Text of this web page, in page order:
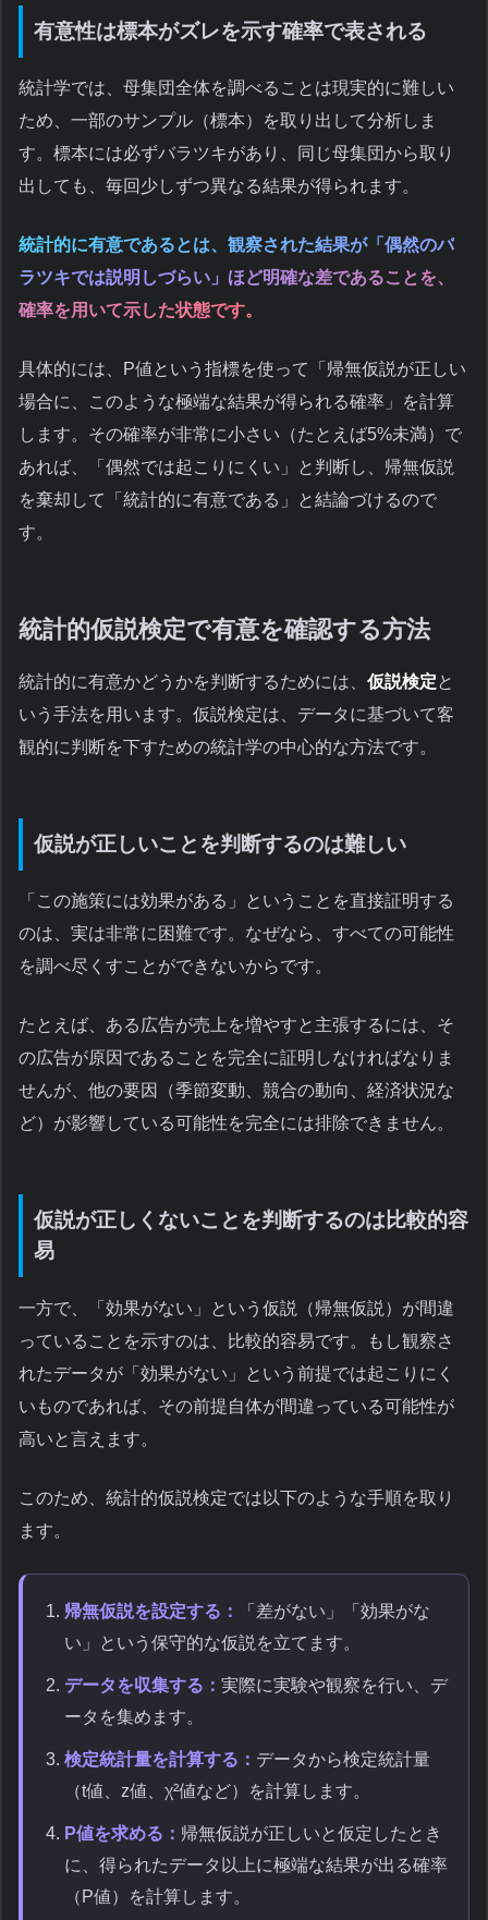
有意性は標本がズレを示す確率で表される
統計学では、母集団全体を調べることは現実的に難しい
ため、一部のサンプル（標本）を取り出して分析しま
す。標本には必ずバラツキがあり、同じ母集団から取り
出しても、毎回少しずつ異なる結果が得られます。
統計的に有意であるとは、観察された結果が「偶然のバ
ラツキでは説明しづらい」ほど明確な差であることを、
確率を用いて示した状態です。
具体的には、P値という指標を使って「帰無仮説が正しい
場合に、このような極端な結果が得られる確率」を計算
します。その確率が非常に小さい（たとえば5%未満）で
あれば、「偶然では起こりにくい」と判断し、帰無仮説
を棄却して「統計的に有意である」と結論づけるので
す。
統計的仮説検定で有意を確認する方法
統計的に有意かどうかを判断するためには、 仮説検定と
いう手法を用います。仮説検定は、データに基づいて客
観的に判断を下すための統計学の中心的な方法です。
仮説が正しいことを判断するのは難しい
「この施策には効果がある」ということを直接証明する
のは、実は非常に困難です。なぜなら、すべての可能性
を調べ尽くすことができないからです。
たとえば、ある広告が売上を増やすと主張するには、そ
の広告が原因であることを完全に証明しなければなりま
せんが、他の要因（季節変動、競合の動向、経済状況な
ど）が影響している可能性を完全には排除できません。
仮説が正しくないことを判断するのは比較的容
易
一方で、「効果がない」という仮説（帰無仮説）が間違
っていることを示すのは、比較的容易です。もし観察さ
れたデータが「効果がない」という前提では起こりにく
いものであれば、その前提自体が間違っている可能性が
高いと言えます。
このため、統計的仮説検定では以下のような手順を取り
ます。
帰無仮説を設定する：
「差がない」「効果がな
い」という保守的な仮説を立てます。
データを収集する： 実際に実験や観察を行い、デ
ータを集めます。
検定統計量を計算する： データから検定統計量
（t値、z値、χ²値など）を計算します。
P値を求める： 帰無仮説が正しいと仮定したとき
に、得られたデータ以上に極端な結果が出る確率
（P値）を計算します。